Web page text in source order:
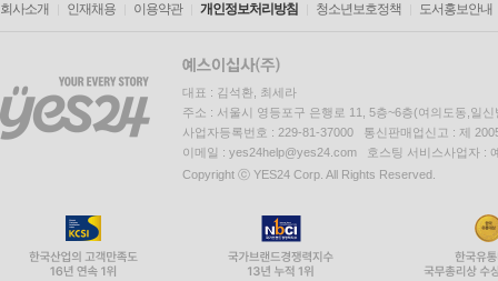
회사소개 인재채용 이용약관 개인정보처리방침 청소년보호정책 도서홍보안내
대표 : 김석환, 최세라
주소 : 서울시 영등포구 은행로 11, 5층~6층(여의도동,일신
사업자등록번호 : 229-81-37000 통신판매업신고 : 제
이메일 : yes24help@yes24.com 호스팅 서비스사업자 :
Copyright ⓒ YES24 Corp. All Rights Reserved.